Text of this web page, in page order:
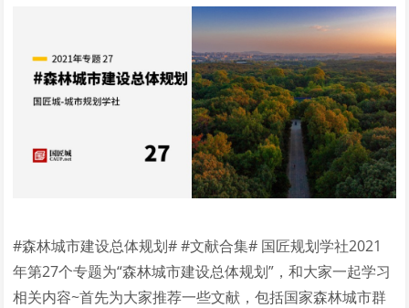
#森林城市建设总体规划# #文献合集# 国匠规划学社2021
年第27个专题为“森林城市建设总体规划”，和大家一起学习
相关内容~首先为大家推荐一些文献，包括国家森林城市群